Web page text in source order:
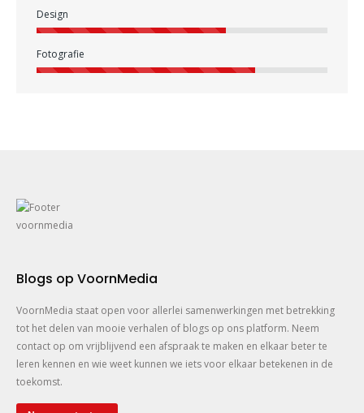
Design
Fotografie
Blogs op VoornMedia
VoornMedia staat open voor allerlei samenwerkingen met betrekking
tot het delen van mooie verhalen of blogs op ons platform. Neem
contact op om vrijblijvend een afspraak te maken en elkaar beter te
leren kennen en wie weet kunnen we iets voor elkaar betekenen in de
toekomst.